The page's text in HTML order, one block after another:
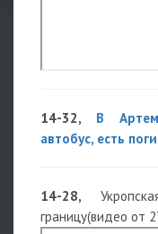
14-32, В
автобус, есть
14-28,
границу(видео от